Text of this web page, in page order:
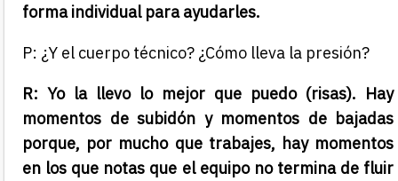
forma individual para ayudarles.
P: ¿Y el cuerpo técnico? ¿Cómo lleva la presión?
R: Yo la llevo lo mejor que puedo (risas). Hay
momentos de subidón y momentos de bajadas
porque, por mucho que trabajes, hay momentos
en los que notas que el equipo no termina de fluir